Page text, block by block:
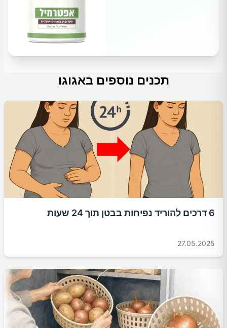
תכנים נוספים באגוגו
6 דרכים להוריד נפיחות בבטן תוך 24 שעות
27.05.2025